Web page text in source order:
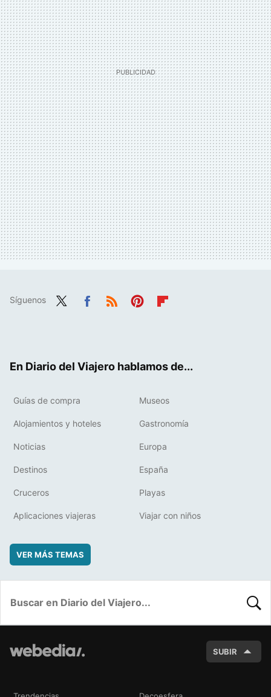
Síguenos
En Diario del Viajero hablamos de...
Guías de compra Museos
Alojamientos y hoteles Gastronomía
Noticias Europa
Destinos España
Cruceros Playas
Aplicaciones viajeras Viajar con niños
VER MÁS TEMAS
SUBIR